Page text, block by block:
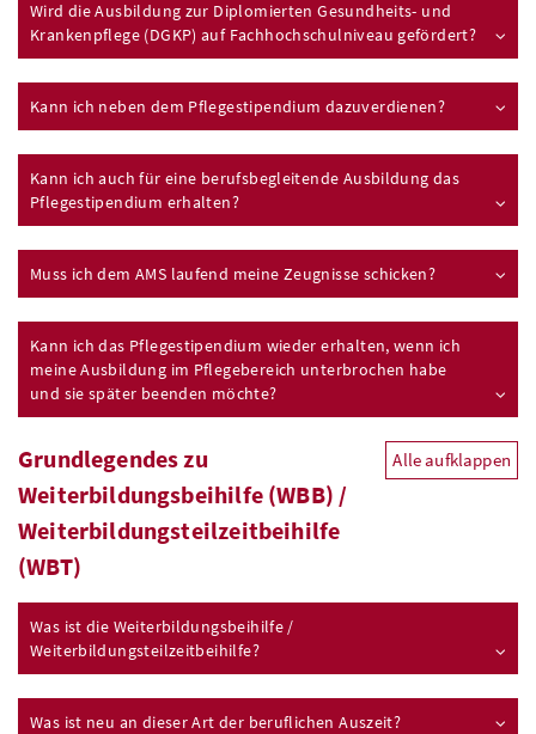
Wird die Ausbildung zur Diplomierten Gesundheits- und
Krankenpflege (DGKP) auf Fachhochschulniveau gefördert?
Kann ich neben dem Pflegestipendium dazuverdienen?
Kann ich auch für eine berufsbegleitende Ausbildung das
Pflegestipendium erhalten?
Muss ich dem AMS laufend meine Zeugnisse schicken?
Kann ich das Pflegestipendium wieder erhalten, wenn ich
meine Ausbildung im Pflegebereich unterbrochen habe
und sie später beenden möchte?
Grundlegendes zu
Weiterbildungsbeihilfe (WBB) /
Weiterbildungsteilzeitbeihilfe
(WBT)
Alle aufklappen
Was ist die Weiterbildungsbeihilfe /
Weiterbildungsteilzeitbeihilfe?
Was ist neu an dieser Art der beruflichen Auszeit?